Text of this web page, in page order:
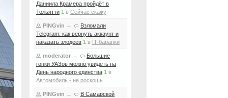
Даниила Крамера пройдёт в
Тольятти 1 в Сейчас скажу
PINGvin →
Взломали
Telegram: как вернуть аккаунт и
наказать злодеев 1 в IT-баранки
moderator →
Большие
гонки УАЗов можно увидеть на
День народного единства 1 в
Автомобиль - не роскошь
PINGvin →
В Самарской